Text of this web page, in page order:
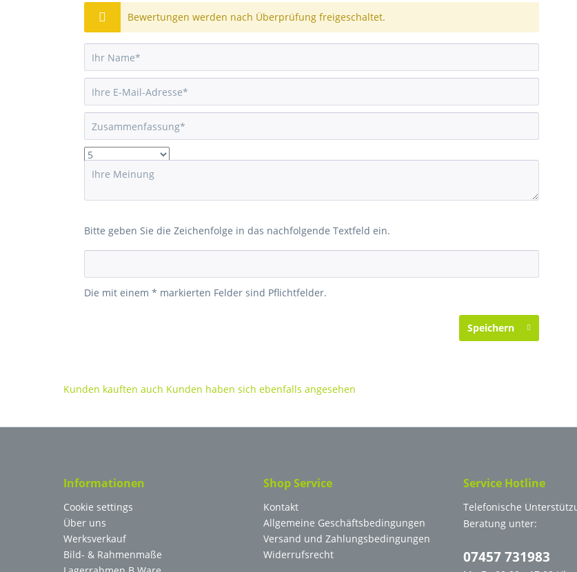
Bewertungen werden nach Überprüfung freigeschaltet.
Bitte geben Sie die Zeichenfolge in das nachfolgende Textfeld ein.
Die mit einem * markierten Felder sind Pflichtfelder.
Speichern
Kunden kauften auch Kunden haben sich ebenfalls angesehen
Informationen
Cookie settings
Über uns
Werksverkauf
Bild- & Rahmenmaße
Shop Service
Kontakt
Allgemeine Geschäftsbedingungen
Versand und Zahlungsbedingungen
Widerrufsrecht
Service Hotline
Telefonische
Beratung unter:
07457 731983